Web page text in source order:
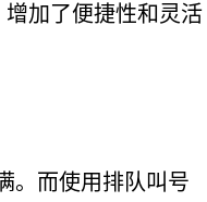
加了便捷性和灵活
。而使用排队叫号